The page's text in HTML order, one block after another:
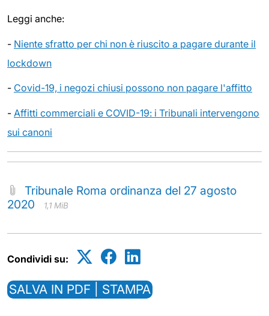
Leggi anche:
- Niente sfratto per chi non è riuscito a pagare durante il
lockdown
- Covid-19, i negozi chiusi possono non pagare l'affitto
- Affitti commerciali e COVID-19: i Tribunali intervengono
sui canoni
Tribunale Roma ordinanza del 27 agosto
2020
1,1 MiB
Condividi su:
SALVA IN PDF | STAMPA